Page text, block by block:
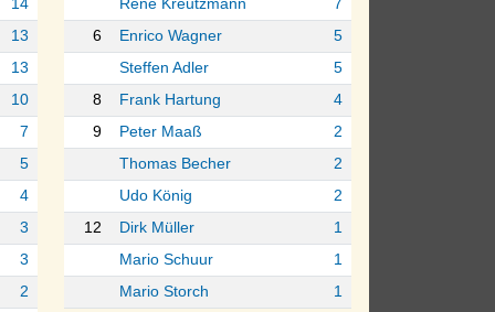
14
13
13
10
7
5
4
3
3
2
Rene Kreutzmann
7
6
Enrico Wagner
5
Steffen Adler
5
8
Frank Hartung
4
9
Peter Maaß
2
Thomas Becher
2
Udo König
2
12
Dirk Müller
1
Mario Schuur
1
Mario Storch
1